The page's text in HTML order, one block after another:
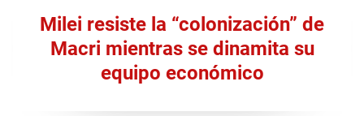
Milei resiste la “colonización” de
Macri mientras se dinamita su
equipo económico